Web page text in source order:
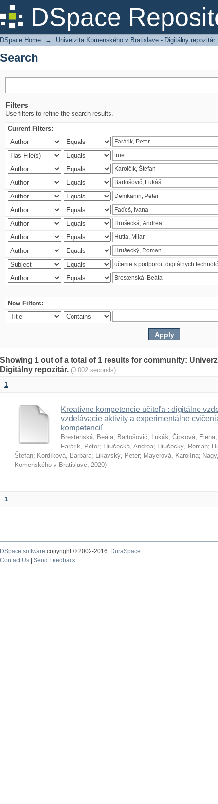
DSpace
Search
DSpace Home → Univerzita Komenského v Bratislave - Digitálny repozitár
Search
Filters
Use filters to refine the search results.
Current Filters:
New Filters:
Showing 1 out of a total of 1 results for community:
Digitálny repozitár. (0.002 seconds)
1
Kreatívne kompetencie učiteľa : digitálne
vzdelávacie aktivity a experimentálne
kompetencií
Brestenská, Beáta; Bartošovič, Lukáš; Čipková, Elena
Farárik, Peter; Hrušecká, Andrea; Hrušecký, Roman;
Štefan; Kordíková, Barbara; Likavský, Peter; Mayerová, Karolína;
Komenského v Bratislave, 2020)
1
DSpace software copyright © 2002-2016
DuraSpace
Contact Us
Send Feedback